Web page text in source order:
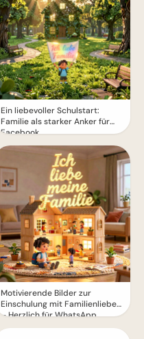
Ein liebevoller Schulstart:
Familie als starker Anker für
Facebook
Motivierende Bilder zur
Einschulung mit Familienliebe
– Herzlich für WhatsApp